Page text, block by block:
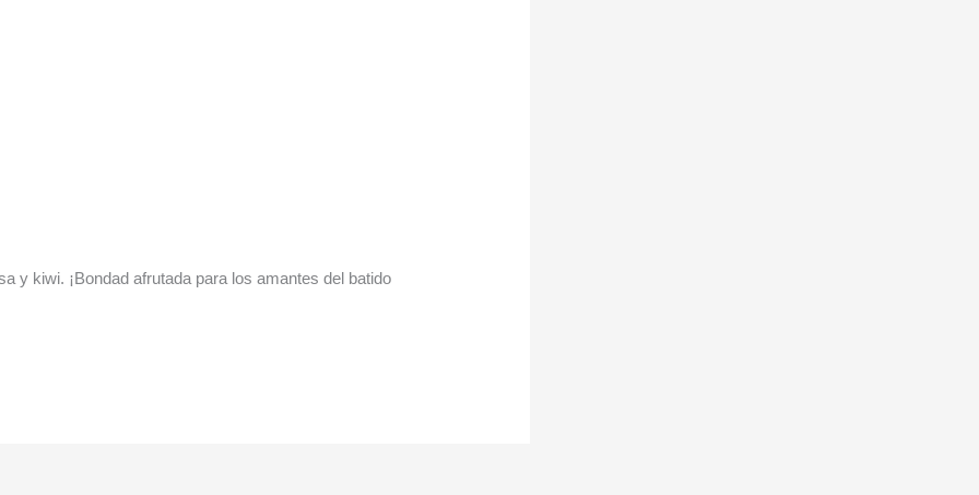
y kiwi. ¡Bondad afrutada para los amantes del batido